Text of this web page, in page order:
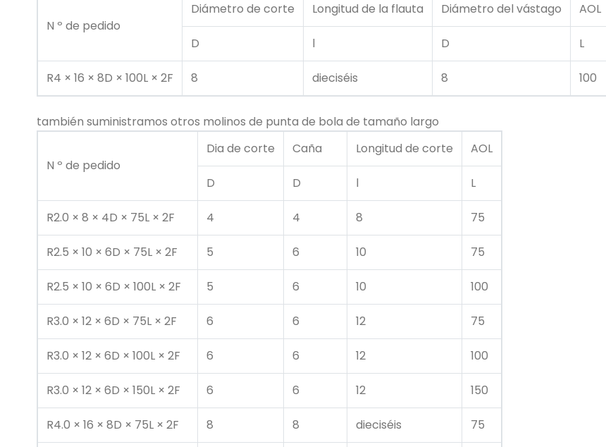
N º de pedido
Diámetro de corte Longitud de la flauta Diámetro del vástago AOL
D l D L
R4 × 16 × 8D × 100L × 2F 8 dieciséis 8 100
también suministramos otros molinos de punta de bola de tamaño largo
N º de pedido
Dia de corte Caña Longitud de corte AOL
D D l L
R2.0 × 8 × 4D × 75L × 2F 4 4 8 75
R2.5 × 10 × 6D × 75L × 2F 5 6 10 75
R2.5 × 10 × 6D × 100L × 2F 5 6 10 100
R3.0 × 12 × 6D × 75L × 2F 6 6 12 75
R3.0 × 12 × 6D × 100L × 2F 6 6 12 100
R3.0 × 12 × 6D × 150L × 2F 6 6 12 150
R4.0 × 16 × 8D × 75L × 2F 8 8 dieciséis 75